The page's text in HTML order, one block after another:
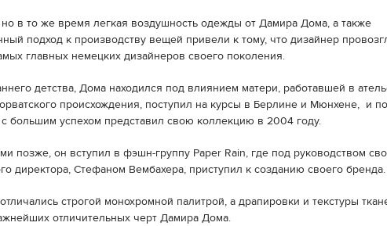
но в то же время легкая воздушность одежды от Дамира Дома, а также
подход к производству вещей привели к тому, что дизайнер
главных немецких дизайнеров своего поколения.
детства, Дома находился под влиянием матери, работавшей в
происхождения, поступил на курсы в Берлине и Мюнхене, и по
большим успехом представил свою коллекцию в 2004 году.
позже, он вступил в фэшн-группу Paper Rain, где под руководством
директора, Стефаном Вембахера, приступил к созданию своего бренда.
строгой монохромной палитрой, а драпировки и текстуры
отличительных черт Дамира Дома.